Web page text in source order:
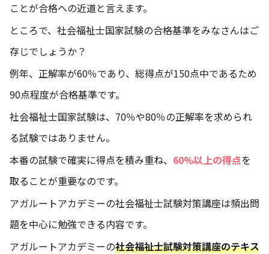
ことが合格への近道と言えます。
ところで、社会福祉士国家試験の合格基準をみなさんはご
存じでしょうか？
例年、正解率が60％であり、総得点が150点中であるため
90点程度が合格基準です。
社会福祉士国家試験は、70％や80％の正解率を求められ
る試験ではありません。
本番の試験で確実に得点を積み重ね、 60%以上の得点を
取ることが重要なのです。
アガルートアカデミーの社会福祉士試験対策講座は頻出問
題を中心に勉強できる内容です。
アガルートアカデミーの社会福祉士試験対策講座のテキス